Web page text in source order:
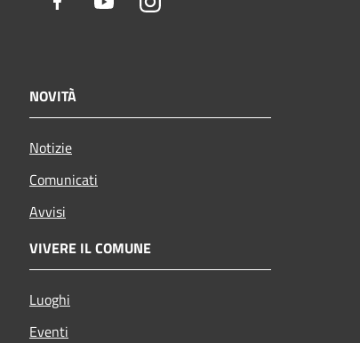
NOVITÀ
Notizie
Comunicati
Avvisi
VIVERE IL COMUNE
Luoghi
Eventi